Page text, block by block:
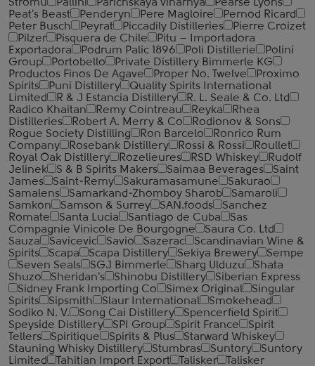
Stromu
Pallini Parichskaya vinarnya
Pearse Lyons
Peat's Beast
Penderyn Pere Magloire
Pernod Ricard
Peter Busch
Peyrat Piccadily Distilleries
Pierre Croizet
Pilzer
Pisquera de Chile
Pitu – Importadora
Exportadora
Podrum Palic 1896 Poli Distillerie
Polini
Group
Portobello
Private Distillery Bimmerle KG
Productos Finos De Agave
Proper No. Twelve
Proximo
Spirits
Puni Distillery
Quality Spirits International
Limited
R & J Estancia Distillery
R. L. Seale & Co. Ltd
Radico Khaitan
Remy Cointreau Reyka
Rhea
Distilleries
Robert A. Merry & Co
Rodionov & Sons
Rogue Society Distilling
Ron Barcelo
Ronrico Rum
Company
Rosebank Distillery Rossi & Rossi
Roullet
Royal Oak Distillery
Rozelieures RSD Whiskey
Rudolf
Jelinek
S & B Spirits Makers Saimaa Beverages
Saint
James
Saint-Remy Sakuramasamune
Sakurao
Samalens
Samarkand-Zhomboy Sharob
Samaroli
Samkon
Samson & Surrey SAN.foods
Sanchez
Romate
Santa Lucia Santiago de Cuba
Sas
Compagnie Vinicole De Bourgogne
Saura Co. Ltd
Sauza
Savicevic Savio Sazerac
Scandinavian Wine &
Spirits
Scapa Scapa Distillery Sekiya Brewery
Sempe
Seven Seals
SGJ Bimmerle Sharg Ulduzu
Shata
Shuzo
Sheridan's Shinobu Distillery
Siberian Express
Sidney Frank Importing Co
Simex Original
Singular
Spirits
Sipsmith Slaur International
Smokehead
Sodiko N. V.
Song Cai Distillery
Spencerfield Spirit
Speyside Distillery
SPI Group Spirit France
Spirit
Tellers
Spiritique Spirits & Plus
Starward Whiskey
Stauning Whisky Distillery
Stumbras Suntory
Suntory
Limited
Tahitian Import Export Talisker Talisker